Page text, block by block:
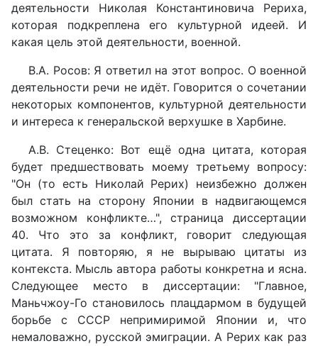
деятельности Николая Константиновича Рериха,
которая подкреплена его культурной идеей. И
какая цель этой деятельности, военной.
В.А. Росов: Я ответил на этот вопрос. О военной
деятельности речи не идёт. Говорится о сочетании
некоторых компонентов, культурной деятельности
и интереса к генеральской верхушке в Харбине.
А.В. Стеценко: Вот ещё одна цитата, которая
будет предшествовать моему третьему вопросу:
"Он (то есть Николай Рерих) неизбежно должен
был стать на сторону Японии в надвигающемся
возможном конфликте…", страница диссертации
40. Что это за конфликт, говорит следующая
цитата. Я повторяю, я не вырываю цитаты из
контекста. Мысль автора работы конкретна и ясна.
Следующее место в диссертации: "Главное,
Маньчжоу-Го становилось плацдармом в будущей
борьбе с СССР непримиримой Японии и, что
немаловажно, русской эмиграции. А Рерих как раз